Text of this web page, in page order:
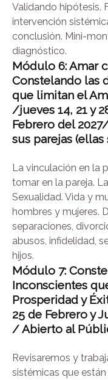
Validando hipótesis.
intervención
conclusión. Mini-
diagnóstico.
Módulo 6: Amar
Constelando las
que limitan el
/jueves 14, 21 y
Febrero del
sus parejas (ellas
La vinculación en la
tomar en la pareja.
Sexualidad. Vida y
hombres y mujeres.
separaciones,
abusos, infidelidad,
hijos.
Módulo 7:
Inconscientes
Prosperidady
25 de Febrero y
/Abierto al
Revisaremos y
sistémicas que